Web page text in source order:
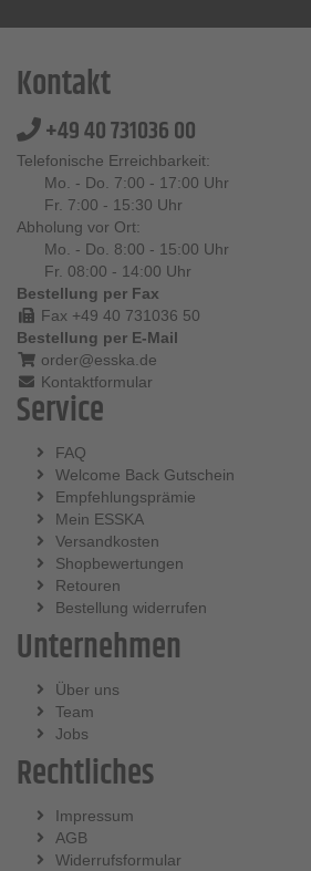
Kontakt
+49 40 731036 00
Telefonische Erreichbarkeit:
Mo. - Do. 7:00 - 17:00 Uhr
Fr. 7:00 - 15:30 Uhr
Abholung vor Ort:
Mo. - Do. 8:00 - 15:00 Uhr
Fr. 08:00 - 14:00 Uhr
Bestellung per Fax
Fax +49 40 731036 50
Bestellung per E-Mail
order@esska.de
Kontaktformular
Service
FAQ
Welcome Back Gutschein
Empfehlungsprämie
Mein ESSKA
Versandkosten
Shopbewertungen
Retouren
Bestellung widerrufen
Unternehmen
Über uns
Team
Jobs
Rechtliches
Impressum
AGB
Widerrufsformular